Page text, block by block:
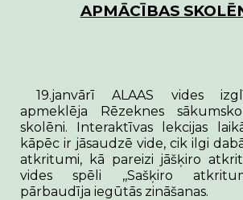
APMĀCĪBAS
19.janvārī ALAAS vides
apmeklēja Rēzeknes
skolēni. Interaktīvas lekcijas
kāpēc ir jāsaudzē vide, cik ilgi
atkritumi, kā pareizi jāšķiro
vides spēli ,,Sašķiro
pārbaudīja iegūtās zināšanas.